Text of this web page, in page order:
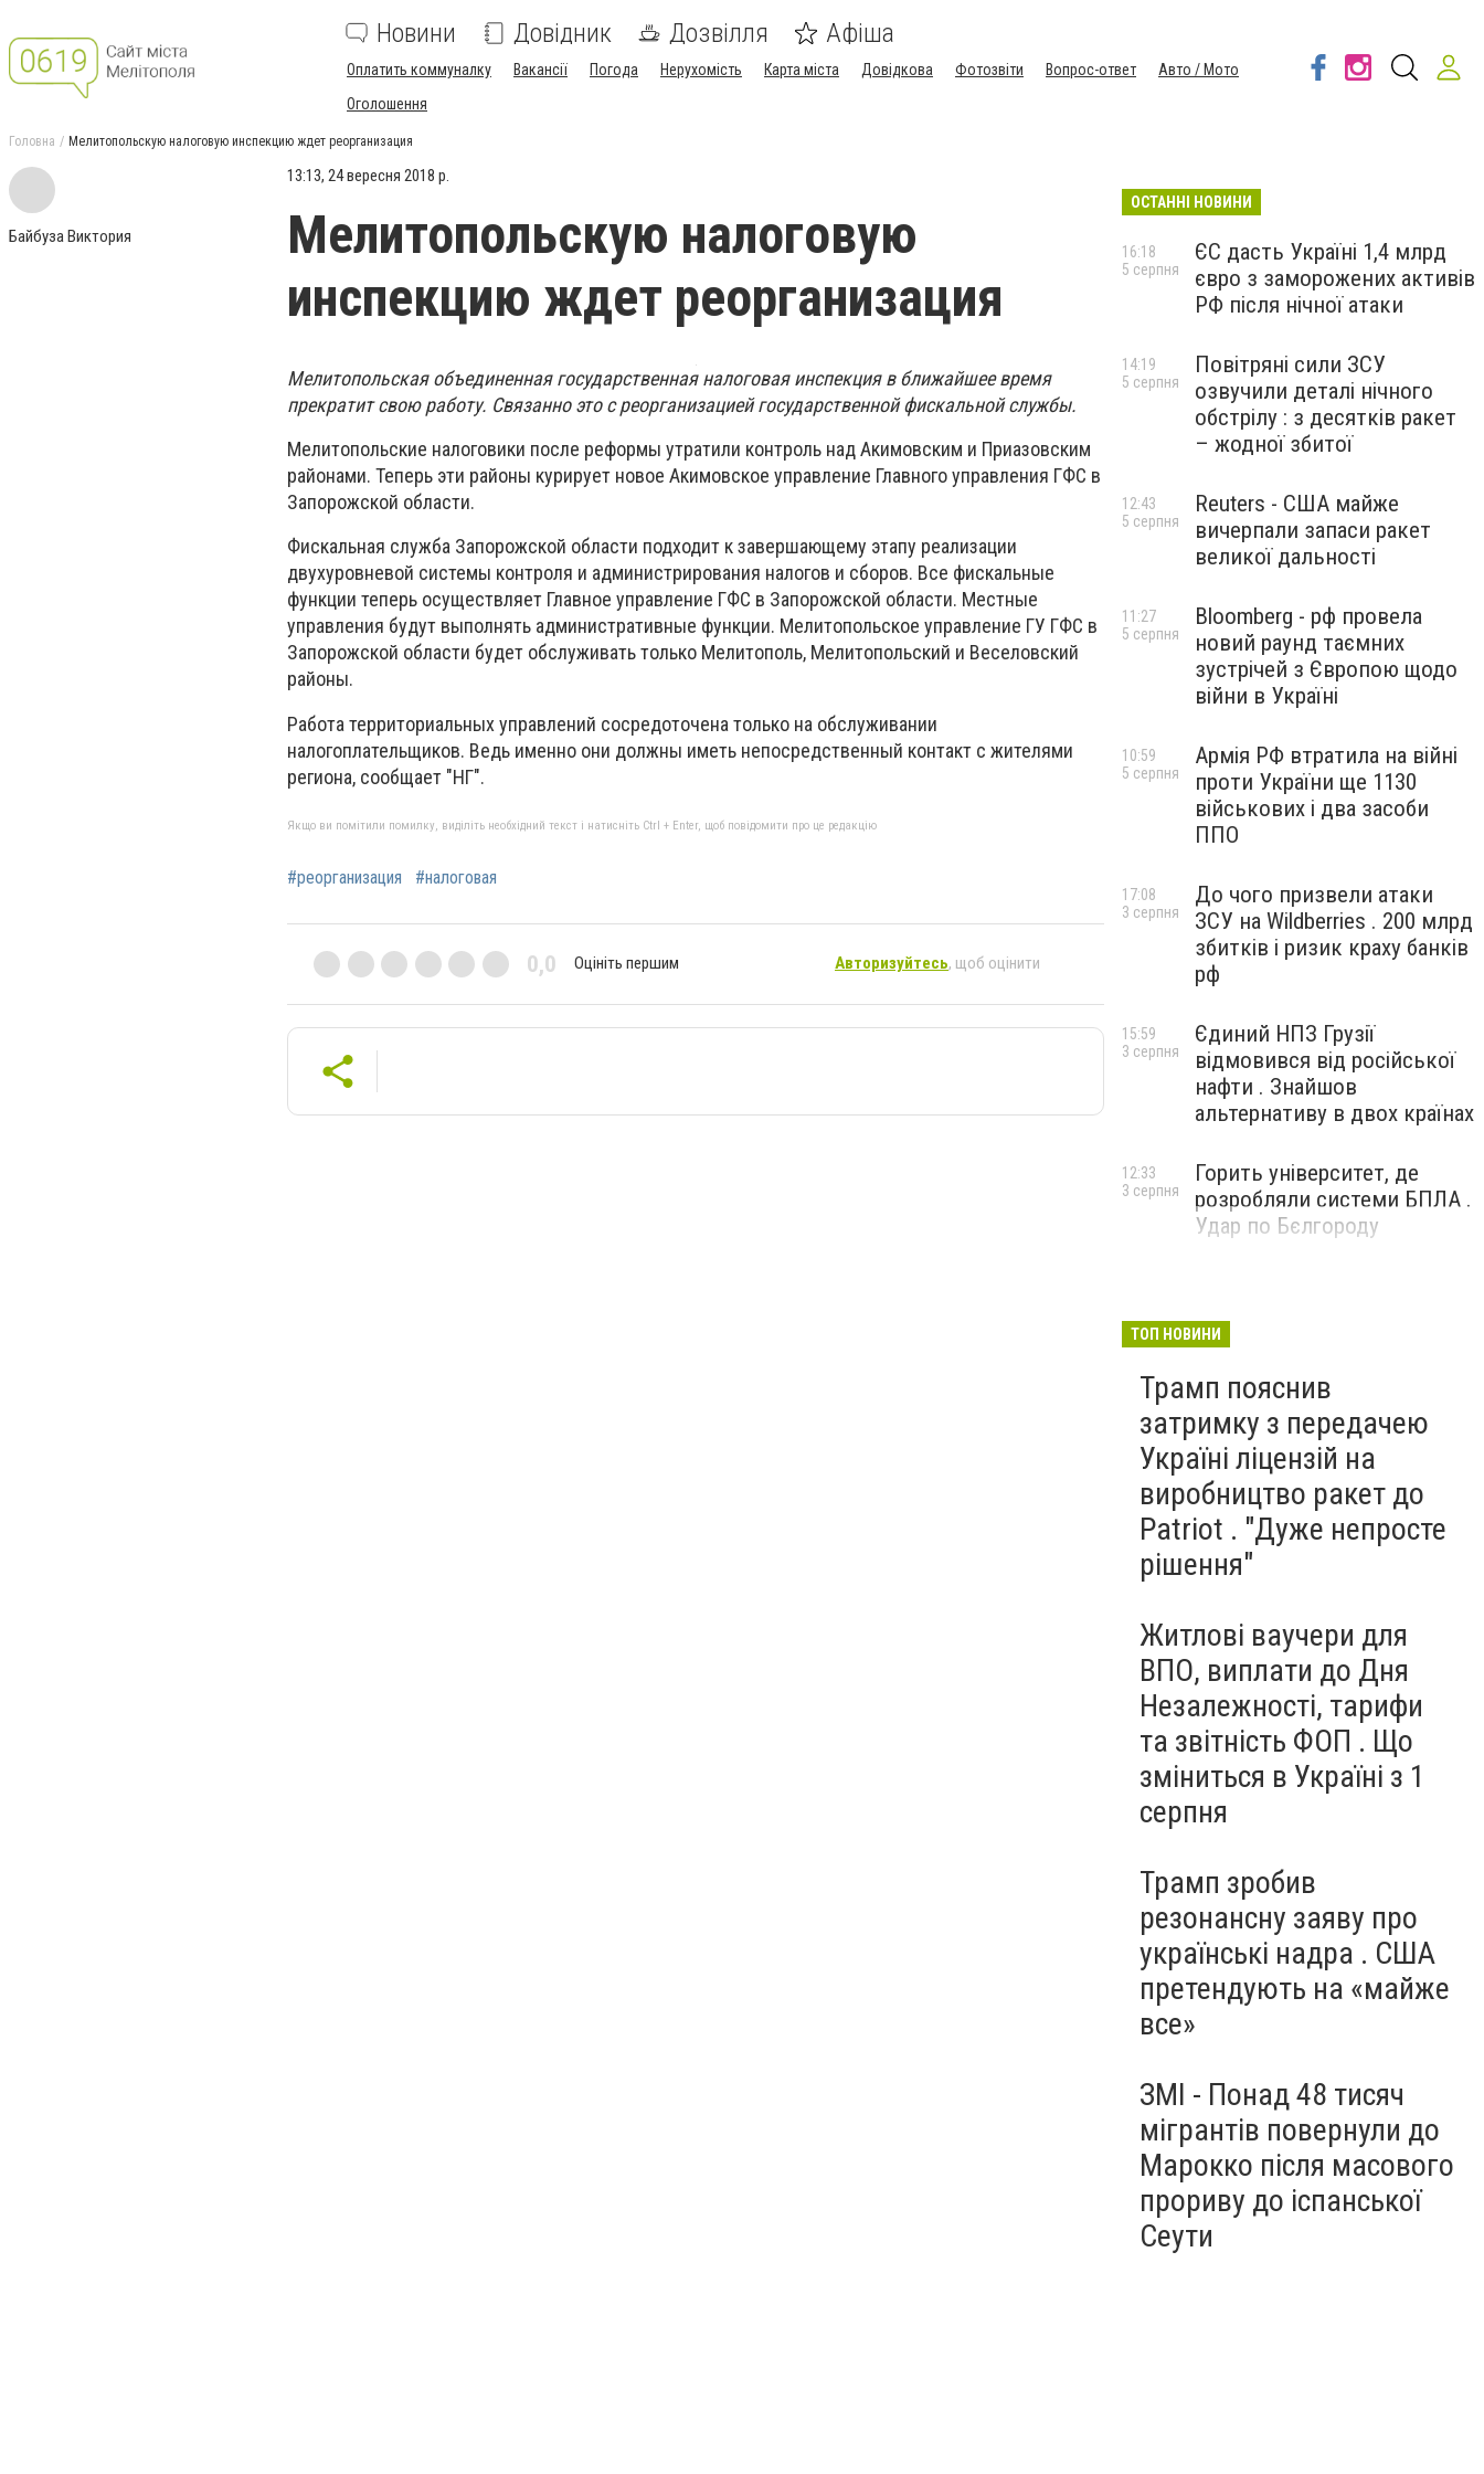
Новини Довідник Дозвілля Афіша
Оплатить коммуналку Вакансії Погода Нерухомість Карта міста Довідкова Фотозвіти Вопрос-ответ
Авто / Мото
Оголошення
Головна Мелитопольскую налоговую инспекцию ждет реорганизация
Байбуза Виктория
13:13, 24 вересня 2018 р.
Мелитопольскую налоговую
инспекцию ждет реорганизация
Мелитопольская объединенная государственная налоговая инспекция в ближайшее время
прекратит свою работу. Связанно это с реорганизацией государственной фискальной службы.
Мелитопольские налоговики после реформы утратили контроль над Акимовским и Приазовским
районами. Теперь эти районы курирует новое Акимовское управление Главного управления ГФС в
Запорожской области.
Фискальная служба Запорожской области подходит к завершающему этапу реализации
двухуровневой системы контроля и администрирования налогов и сборов. Все фискальные
функции теперь осуществляет Главное управление ГФС в Запорожской области. Местные
управления будут выполнять административные функции. Мелитопольское управление ГУ ГФС в
Запорожcкой области будет обслуживать только Мелитополь, Мелитопольский и Веселовский
районы.
Работа территориальных управлений сосредоточена только на обслуживании
налогоплательщиков. Ведь именно они должны иметь непосредственный контакт с жителями
региона, сообщает "НГ".
Якщо ви помітили помилку, виділіть необхідний текст і натисніть Ctrl + Enter, щоб повідомити про це редакцію
#реорганизация #налоговая
0,0 Оцініть першим Авторизуйтесь, щоб оцінити
ОСТАННІ НОВИНИ
ЄС дасть Україні 1,4 млрд
євро з заморожених активів
РФ після нічної атаки
16:18
5 серпня
Повітряні сили ЗСУ
озвучили деталі нічного
обстрілу : з десятків ракет
– жодної збитої
14:19
5 серпня
Reuters - США майже
вичерпали запаси ракет
великої дальності
12:43
5 серпня
Bloomberg - рф провела
новий раунд таємних
зустрічей з Європою щодо
війни в Україні
11:27
5 серпня
Армія РФ втратила на війні
проти України ще 1130
військових і два засоби
ППО
10:59
5 серпня
До чого призвели атаки
ЗСУ на Wildberries . 200 млрд
збитків і ризик краху банків
рф
17:08
3 серпня
Єдиний НПЗ Грузії
відмовився від російської
нафти . Знайшов
альтернативу в двох країнах
15:59
3 серпня
Горить університет, де
розробляли системи БПЛА .
Удар по Бєлгороду
12:33
3 серпня
ТОП НОВИНИ
Трамп пояснив
затримку з передачею
Україні ліцензій на
виробництво ракет до
Patriot . "Дуже непросте
рішення"
Житлові ваучери для
ВПО, виплати до Дня
Незалежності, тарифи
та звітність ФОП . Що
зміниться в Україні з 1
серпня
Трамп зробив
резонансну заяву про
українські надра . США
претендують на «майже
все»
ЗМІ - Понад 48 тисяч
мігрантів повернули до
Марокко після масового
прориву до іспанської
Сеути